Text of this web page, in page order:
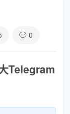
0
Telegram